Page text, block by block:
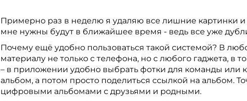
Примерно раз в неделю я удаляю все лишние картинки и
мне нужны будут в ближайшее время - ведь все уже
Почему ещё удобно пользоваться такой системой? В
материалу не только с телефона, но с любого гаджета, в
– в приложении удобно выбрать фотки для команды или
альбом, а потом просто поделиться ссылкой на альбом.
цифровыми альбомами с друзьями и родными.